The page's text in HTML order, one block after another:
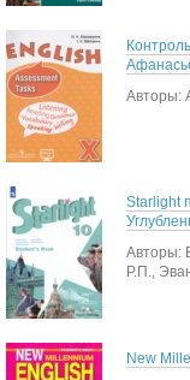
Авторы:
Starlight
Авторы:
Р.П.,
New